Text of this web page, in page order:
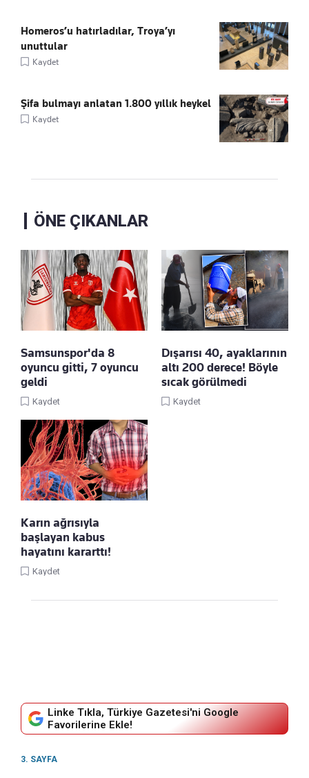
Homeros’u hatırladılar, Troya’yı
unuttular
Kaydet
Şifa bulmayı anlatan 1.800 yıllık heykel
Kaydet
ÖNE ÇIKANLAR
Samsunspor'da 8
oyuncu gitti, 7 oyuncu
geldi
Kaydet
Dışarısı 40, ayaklarının
altı 200 derece! Böyle
sıcak görülmedi
Kaydet
Karın ağrısıyla
başlayan kabus
hayatını kararttı!
Kaydet
Linke Tıkla, Türkiye Gazetesi'ni Google
Favorilerine Ekle!
3. SAYFA